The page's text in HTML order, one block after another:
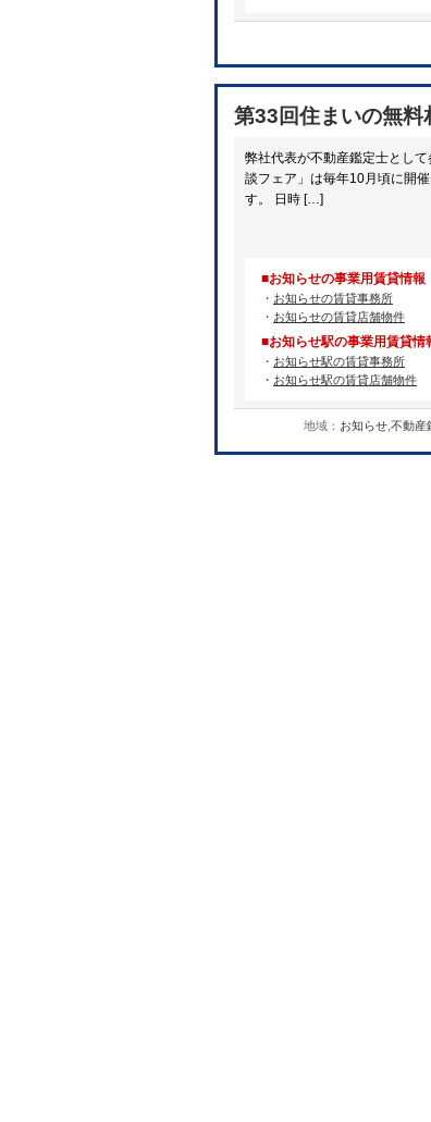
第33回住まいの無
弊社代表が不動産鑑定士とし
談フェア」は毎年10月頃に開
す。 日時 […]
■お知らせの事業用賃貸情報
・ お知らせの賃貸事務所
・ お知らせの賃貸店舗物件
■お知らせ駅の事業用賃貸情
・ お知らせ駅の賃貸事務所
・ お知らせ駅の賃貸店舗物件
地域： お知らせ 不動産